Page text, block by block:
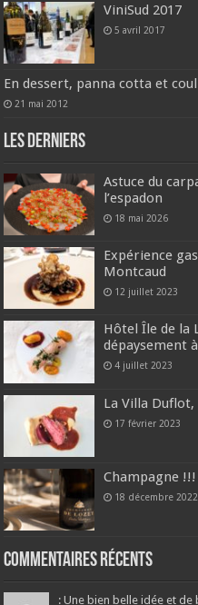
ViniSud 2017
5 avril 2017
En dessert, panna cotta et
21 mai 2012
Les derniers
Astuce du
l’espadon
18 mai 2026
Expérience
Montcaud
12 juillet 2023
Hôtel Île de la
dépaysement
4 juillet 2023
La Villa
17 février 2023
Champagne !!!
18 décembre 2022
Commentaires récents
: Une bien belle idée et